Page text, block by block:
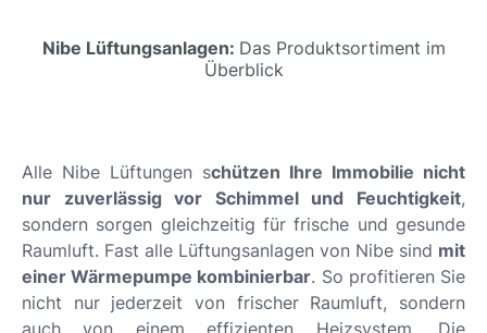
Nibe Lüftungsanlagen: Das Produktsortiment im
Überblick
Alle Nibe Lüftungen schützen Ihre Immobilie nicht
nur zuverlässig vor Schimmel und Feuchtigkeit,
sondern sorgen gleichzeitig für frische und gesunde
Raumluft. Fast alle Lüftungsanlagen von Nibe sind mit
einer Wärmepumpe kombinierbar. So profitieren Sie
nicht nur jederzeit von frischer Raumluft, sondern
auch von einem effizienten Heizsystem. Die